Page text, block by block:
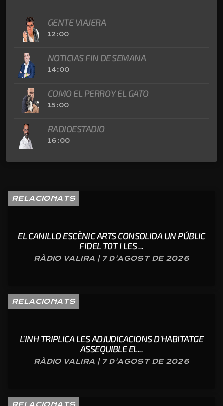
GENTE VIAJERA
12:00
NOTICIAS FIN DE SEMANA
14:00
COMO EL PERRO Y EL GATO
15:00
RADIOESTADIO
16:00
RELACIONATS
EL CANILLO ESCÈNIC ARTS CONSOLIDA UN PÚBLIC
FIDEL TOT I LES ...
RÀDIO VALIRA | 7 D'AGOST DE 2026
RELACIONATS
L’INH TRIPLICA LES ADJUDICACIONS D’HABITATGE
ASSEQUIBLE EL...
RÀDIO VALIRA | 7 D'AGOST DE 2026
RELACIONATS